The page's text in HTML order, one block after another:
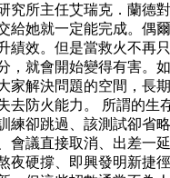
究所主任艾瑞克．蘭德
給她就一定能完成。偶
績效。但是當救火不再
，就會開始變得有害。
家解決問題的空間，長
去防火能力。 所謂的生
練卻跳過、該測試卻省
會議直接取消、出差一
夜硬撐、即興發明新捷